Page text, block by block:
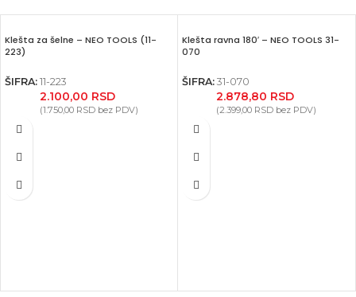
Klešta za šelne – NEO TOOLS (11-
223)
ŠIFRA: 11-223
2.100,00 RSD
(1.750,00 RSD bez PDV)
Klešta ravna 180′ – NEO TOOLS 31-
070
ŠIFRA: 31-070
2.878,80 RSD
(2.399,00 RSD bez PDV)